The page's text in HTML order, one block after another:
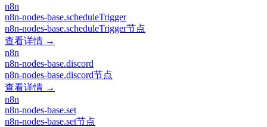
n8n
n8n-nodes-base.scheduleTrigger
n8n-nodes-base.scheduleTrigger节点
查看详情 →
n8n
n8n-nodes-base.discord
n8n-nodes-base.discord节点
查看详情 →
n8n
n8n-nodes-base.set
n8n-nodes-base.set节点